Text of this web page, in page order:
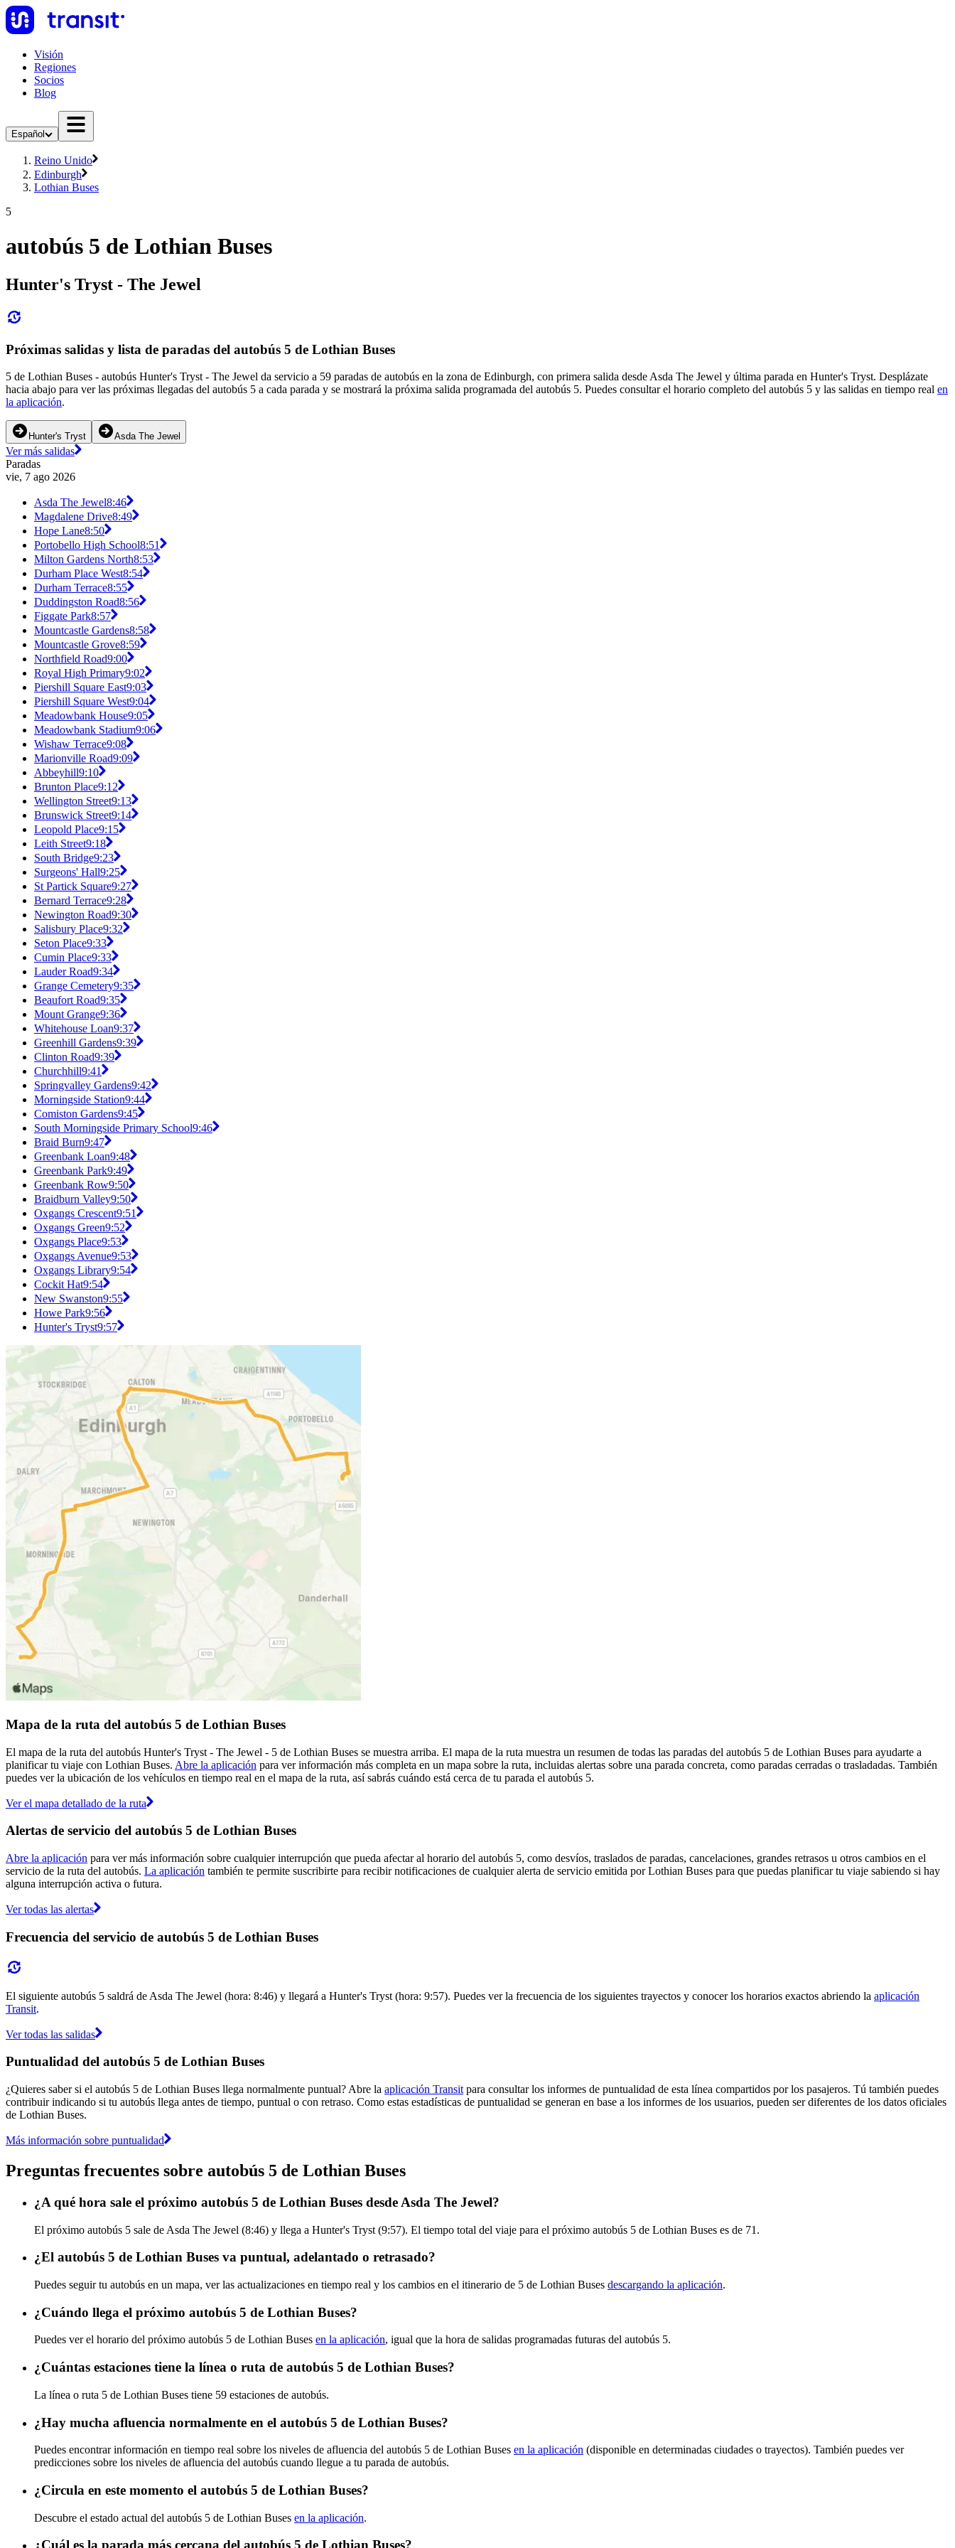
Visión
Regiones
Socios
Blog
Español
Reino Unido
Edinburgh
Lothian Buses
5
autobús 5 de Lothian Buses
Hunter's Tryst - The Jewel
Próximas salidas y lista de paradas del autobús 5 de Lothian Buses
5 de Lothian Buses - autobús Hunter's Tryst - The Jewel da servicio a 59 paradas de autobús en la zona de Edinburgh, con primera salida desde Asda The Jewel y última parada en Hunter's Tryst. Desplázate
hacia abajo para ver las próximas llegadas del autobús 5 a cada parada y se mostrará la próxima salida programada del autobús 5. Puedes consultar el horario completo del autobús 5 y las salidas en tiempo real en
la aplicación.
Hunter's Tryst Asda The Jewel
Ver más salidas
Paradas
vie, 7 ago 2026
Asda The Jewel8:46
Magdalene Drive8:49
Hope Lane8:50
Portobello High School8:51
Milton Gardens North8:53
Durham Place West8:54
Durham Terrace8:55
Duddingston Road8:56
Figgate Park8:57
Mountcastle Gardens8:58
Mountcastle Grove8:59
Northfield Road9:00
Royal High Primary9:02
Piershill Square East9:03
Piershill Square West9:04
Meadowbank House9:05
Meadowbank Stadium9:06
Wishaw Terrace9:08
Marionville Road9:09
Abbeyhill9:10
Brunton Place9:12
Wellington Street9:13
Brunswick Street9:14
Leopold Place9:15
Leith Street9:18
South Bridge9:23
Surgeons' Hall9:25
St Partick Square9:27
Bernard Terrace9:28
Newington Road9:30
Salisbury Place9:32
Seton Place9:33
Cumin Place9:33
Lauder Road9:34
Grange Cemetery9:35
Beaufort Road9:35
Mount Grange9:36
Whitehouse Loan9:37
Greenhill Gardens9:39
Clinton Road9:39
Churchhill9:41
Springvalley Gardens9:42
Morningside Station9:44
Comiston Gardens9:45
South Morningside Primary School9:46
Braid Burn9:47
Greenbank Loan9:48
Greenbank Park9:49
Greenbank Row9:50
Braidburn Valley9:50
Oxgangs Crescent9:51
Oxgangs Green9:52
Oxgangs Place9:53
Oxgangs Avenue9:53
Oxgangs Library9:54
Cockit Hat9:54
New Swanston9:55
Howe Park9:56
Hunter's Tryst9:57
Mapa de la ruta del autobús 5 de Lothian Buses
El mapa de la ruta del autobús Hunter's Tryst - The Jewel - 5 de Lothian Buses se muestra arriba. El mapa de la ruta muestra un resumen de todas las paradas del autobús 5 de Lothian Buses para ayudarte a
planificar tu viaje con Lothian Buses. Abre la aplicación para ver información más completa en un mapa sobre la ruta, incluidas alertas sobre una parada concreta, como paradas cerradas o trasladadas. También
puedes ver la ubicación de los vehículos en tiempo real en el mapa de la ruta, así sabrás cuándo está cerca de tu parada el autobús 5.
Ver el mapa detallado de la ruta
Alertas de servicio del autobús 5 de Lothian Buses
Abre la aplicación para ver más información sobre cualquier interrupción que pueda afectar al horario del autobús 5, como desvíos, traslados de paradas, cancelaciones, grandes retrasos u otros cambios en el
servicio de la ruta del autobús. La aplicación también te permite suscribirte para recibir notificaciones de cualquier alerta de servicio emitida por Lothian Buses para que puedas planificar tu viaje sabiendo si hay
alguna interrupción activa o futura.
Ver todas las alertas
Frecuencia del servicio de autobús 5 de Lothian Buses
El siguiente autobús 5 saldrá de Asda The Jewel (hora: 8:46) y llegará a Hunter's Tryst (hora: 9:57). Puedes ver la frecuencia de los siguientes trayectos y conocer los horarios exactos abriendo la aplicación
Transit.
Ver todas las salidas
Puntualidad del autobús 5 de Lothian Buses
¿Quieres saber si el autobús 5 de Lothian Buses llega normalmente puntual? Abre la aplicación Transit para consultar los informes de puntualidad de esta línea compartidos por los pasajeros. Tú también puedes
contribuir indicando si tu autobús llega antes de tiempo, puntual o con retraso. Como estas estadísticas de puntualidad se generan en base a los informes de los usuarios, pueden ser diferentes de los datos oficiales
de Lothian Buses.
Más información sobre puntualidad
Preguntas frecuentes sobre autobús 5 de Lothian Buses
¿A qué hora sale el próximo autobús 5 de Lothian Buses desde Asda The Jewel?
El próximo autobús 5 sale de Asda The Jewel (8:46) y llega a Hunter's Tryst (9:57). El tiempo total del viaje para el próximo autobús 5 de Lothian Buses es de 71.
¿El autobús 5 de Lothian Buses va puntual, adelantado o retrasado?
Puedes seguir tu autobús en un mapa, ver las actualizaciones en tiempo real y los cambios en el itinerario de 5 de Lothian Buses descargando la aplicación.
¿Cuándo llega el próximo autobús 5 de Lothian Buses?
Puedes ver el horario del próximo autobús 5 de Lothian Buses en la aplicación, igual que la hora de salidas programadas futuras del autobús 5.
¿Cuántas estaciones tiene la línea o ruta de autobús 5 de Lothian Buses?
La línea o ruta 5 de Lothian Buses tiene 59 estaciones de autobús.
¿Hay mucha afluencia normalmente en el autobús 5 de Lothian Buses?
Puedes encontrar información en tiempo real sobre los niveles de afluencia del autobús 5 de Lothian Buses en la aplicación (disponible en determinadas ciudades o trayectos). También puedes ver
predicciones sobre los niveles de afluencia del autobús cuando llegue a tu parada de autobús.
¿Circula en este momento el autobús 5 de Lothian Buses?
Descubre el estado actual del autobús 5 de Lothian Buses en la aplicación.